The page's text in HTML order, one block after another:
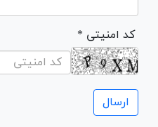
* کد امنیتی